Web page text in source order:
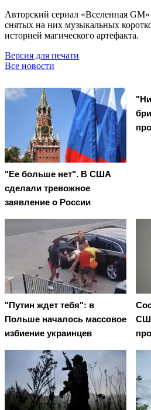
Авторский сериал «Вселенная GM»
снятых на них музыкальных
историей магического артефакта.
Версия для печати
Все новости
"Ее больше нет". В США
сделали тревожное
заявление о России
"Путин ждет тебя": в
Польше началось массовое
избиение украинцев